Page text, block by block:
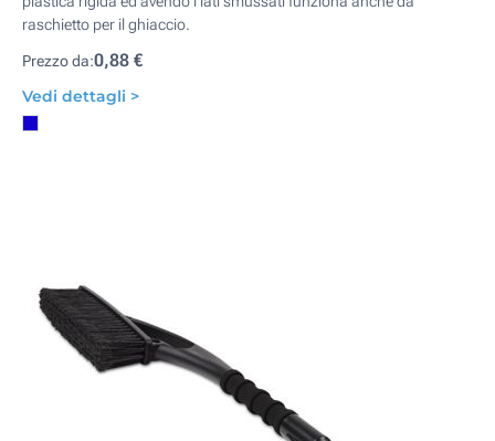
raschietto per il ghiaccio.
Prezzo da:0,88 €
Vedi dettagli >